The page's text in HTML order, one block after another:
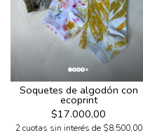
Soquetes de algodón con
ecoprint
$17.000,00
2 cuotas sin interés de $8.500,00